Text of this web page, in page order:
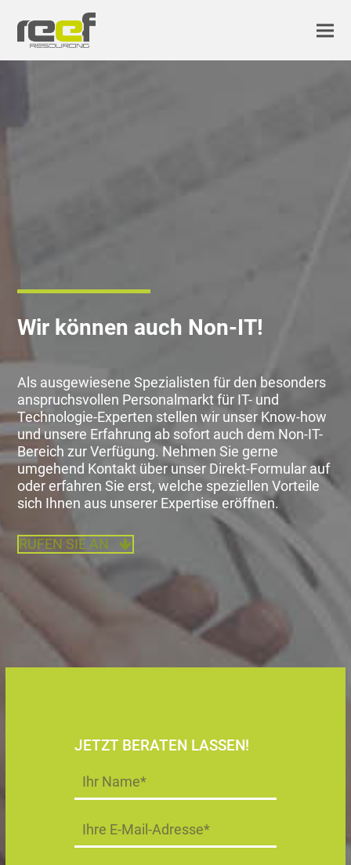
Wir können auch Non-IT!
Als ausgewiesene Spezialisten für den besonders
anspruchsvollen Personalmarkt für IT- und
Technologie-Experten stellen wir unser Know-how
und unsere Erfahrung ab sofort auch dem Non-IT-
Bereich zur Verfügung. Nehmen Sie gerne
umgehend Kontakt über unser Direkt-Formular auf
oder erfahren Sie erst, welche speziellen Vorteile
sich Ihnen aus unserer Expertise eröffnen.
RUFEN SIE AN
JETZT BERATEN LASSEN!